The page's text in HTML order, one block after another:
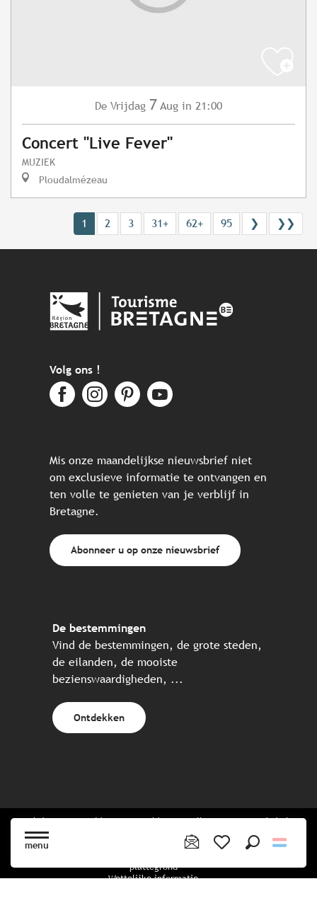
menu
De Vrijdag 7 Aug in 21:00
Concert "Live Fever"
MUZIEK
Ploudalmézeau
1 2 3 31+ 62+ 95 ❯ ❯❯
Volg ons !
Mis onze maandelijkse nieuwsbrief niet
om exclusieve informatie te ontvangen en
ten volle te genieten van je verblijf in
Bretagne.
Abonneer u op onze nieuwsbrief
De bestemmingen
Vind de bestemmingen, de grote steden,
de eilanden, de mooiste
bezienswaardigheden, ...
Ontdekken
Website gecreëerd in samenwerking met alle Bretonse toeristische
plattegrond
Wettelijke informatie